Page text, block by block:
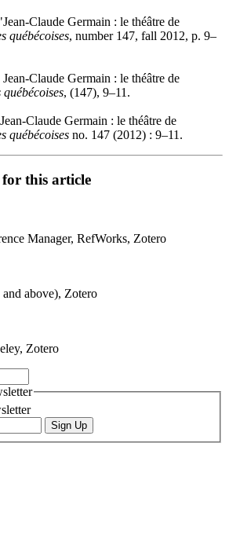
Claude Germain : le théâtre de
québécoises, number 147, fall 2012, p. 9–
Claude Germain : le théâtre de
québécoises, (147), 9–11.
Claude Germain : le théâtre de
québécoises no. 147 (2012) : 9–11.
this article
Manager, RefWorks, Zotero
above), Zotero
Zotero